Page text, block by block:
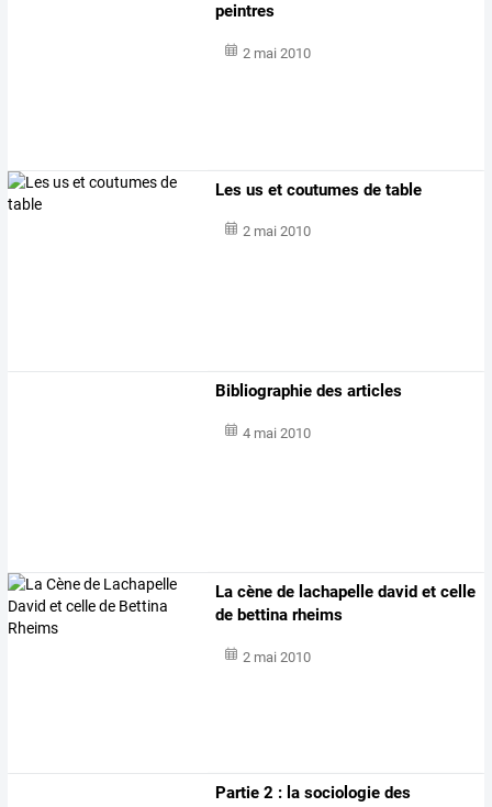
peintres
2 mai 2010
Les us et coutumes de table
2 mai 2010
Bibliographie des articles
4 mai 2010
La cène de lachapelle david et celle
de bettina rheims
2 mai 2010
Partie 2 : la sociologie des